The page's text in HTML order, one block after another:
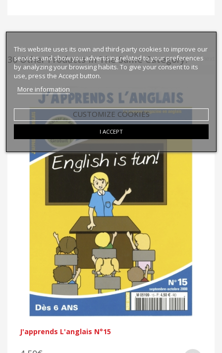
30 Other Products In The Same Category:
J'apprends L'anglais N°15
prev next
This website uses its own and third-party cookies to improve our
services and show you advertising related to your preferences
by analyzing your browsing habits. To give your consent to its
use, press the Accept button.
More information
CUSTOMIZE COOKIES
I ACCEPT